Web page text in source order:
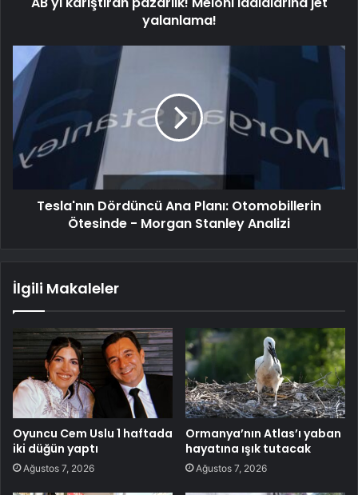
yalanlama!
Tesla'nın Dördüncü Ana Planı: Otomobillerin
Ötesinde - Morgan Stanley Analizi
İlgili Makaleler
Oyuncu Cem Uslu 1 haftada
iki düğün yaptı
Ağustos 7, 2026
Ormanya’nın Atlas’ı yaban
hayatına ışık tutacak
Ağustos 7, 2026